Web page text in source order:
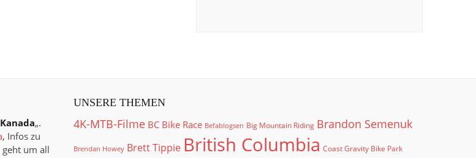
Kanada„.
, Infos zu
geht um all
UNSERE THEMEN
4K-MTB-Filme BC Bike Race Befablogsen Big Mountain Riding Brandon Semenuk
Brendan Howey Brett Tippie British Columbia Coast Gravity Bike Park